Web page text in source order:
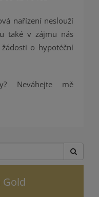
nařízení neslouží
také v zájmu nás
o hypotéční
Neváhejte mě
Gold